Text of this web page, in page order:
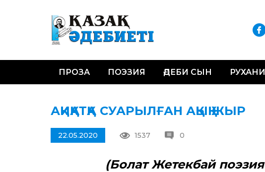
ПРОЗА ПОЭЗИЯ ӘДЕБИ СЫН
АҚИҚАТҚА СУАРЫЛҒАН АҚЫҚ ЖЫР
22.05.2020 1537 0
(Болат Жетекбай